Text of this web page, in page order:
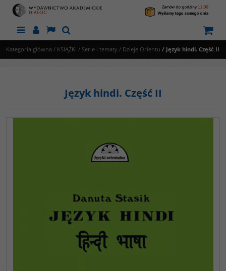
MenuPanelLangSzukaj
Kategoria główna / KSIĄŻKI / Serie i tematy / Dzieje Orientu / Język hindi. Część II
Język hindi. Część II